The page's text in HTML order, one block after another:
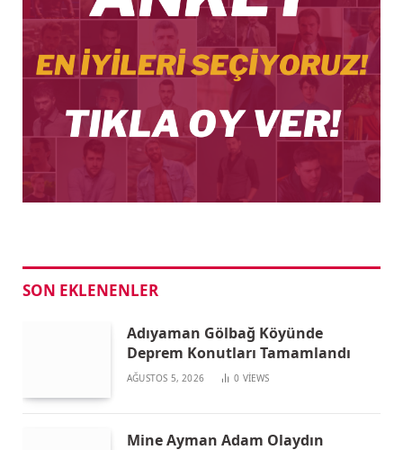
SON EKLENENLER
Adıyaman Gölbağ Köyünde
Deprem Konutları Tamamlandı
AĞUSTOS 5, 2026 0 VIEWS
Mine Ayman Adam Olaydın